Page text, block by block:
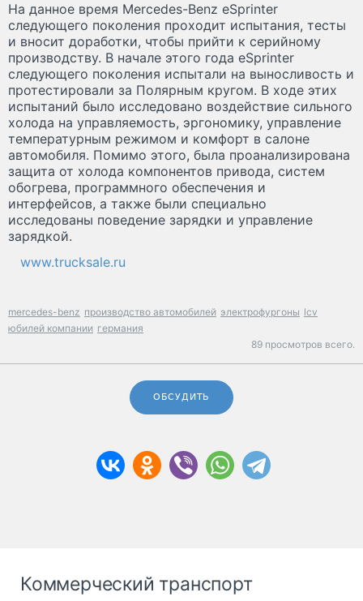
На данное время Mercedes-Benz eSprinter
следующего поколения проходит испытания, тесты
и вносит доработки, чтобы прийти к серийному
производству. В начале этого года eSprinter
следующего поколения испытали на выносливость и
протестировали за Полярным кругом. В ходе этих
испытаний было исследовано воздействие сильного
холода на управляемость, эргономику, управление
температурным режимом и комфорт в салоне
автомобиля. Помимо этого, была проанализирована
защита от холода компонентов привода, систем
обогрева, программного обеспечения и
интерфейсов, а также были специально
исследованы поведение зарядки и управление
зарядкой.
www.trucksale.ru
mercedes-benz производство автомобилей электрофургоны lcv
юбилей компании германия
89 просмотров всего.
ОБСУДИТЬ
Коммерческий транспорт